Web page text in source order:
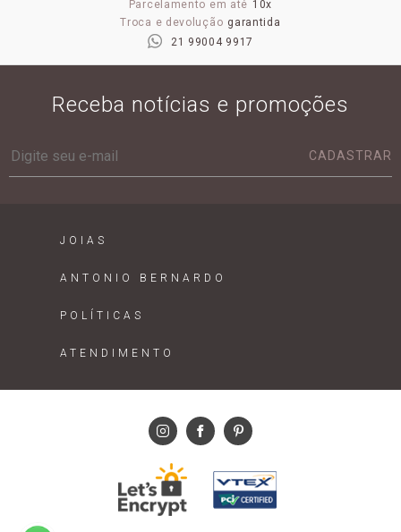
Parcelamento em até 10x
Troca e devolução garantida
21 99004 9917
Receba notícias e promoções
CADASTRAR
JOIAS
ANTONIO BERNARDO
POLÍTICAS
ATENDIMENTO